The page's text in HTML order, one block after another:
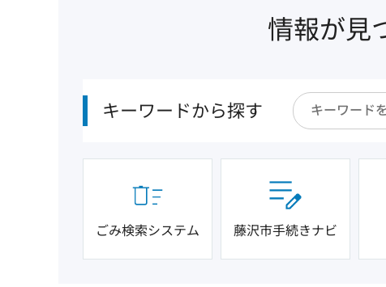
情報が見
キーワードから探す
ごみ検索システム 藤沢市手続きナビ